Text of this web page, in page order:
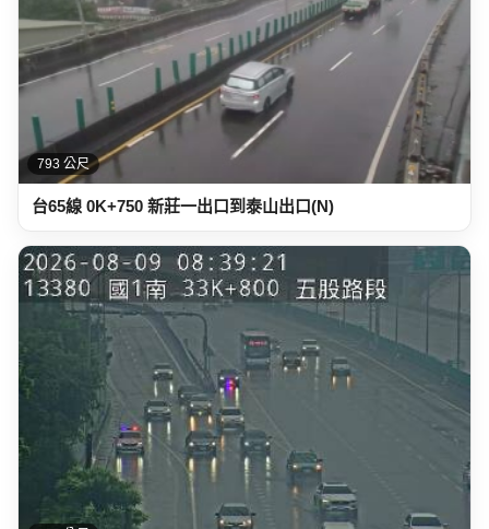
793 公尺
台65線 0K+750 新莊一出口到泰山出口(N)